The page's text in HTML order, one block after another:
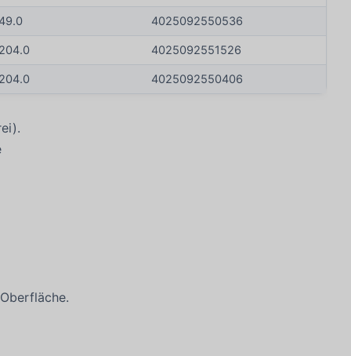
4025092550536
4025092551526
4025092550406